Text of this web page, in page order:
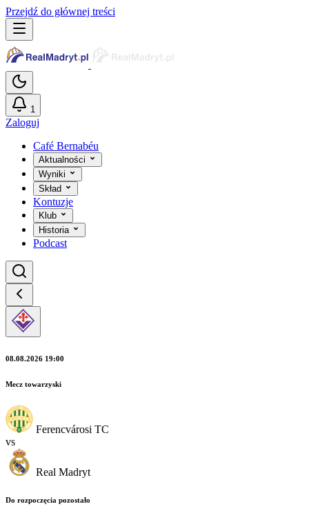
Przejdź do głównej treści
1
Zaloguj
Café Bernabéu
Aktualności
Wyniki
Skład
Kontuzje
Klub
Historia
Podcast
08.08.2026 19:00
Mecz towarzyski
Ferencvárosi TC
vs
Real Madryt
Do rozpoczęcia pozostało